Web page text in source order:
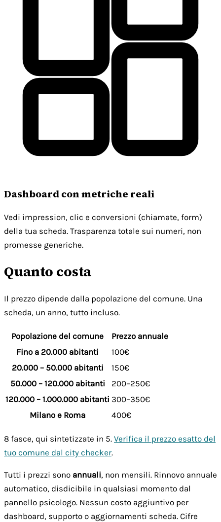
Dashboard con metriche reali
Vedi impression, clic e conversioni (chiamate, form)
della tua scheda. Trasparenza totale sui numeri, non
promesse generiche.
Quanto costa
Il prezzo dipende dalla popolazione del comune. Una
scheda, un anno, tutto incluso.
Popolazione del comune
Prezzo annuale
Fino a 20.000 abitanti
100€
20.000 – 50.000 abitanti
150€
50.000 – 120.000 abitanti
200–250€
120.000 – 1.000.000 abitanti 300–350€
Milano e Roma
400€
8 fasce, qui sintetizzate in 5. Verifica il prezzo esatto del
tuo comune dal city checker.
Tutti i prezzi sono annuali, non mensili. Rinnovo annuale
automatico, disdicibile in qualsiasi momento dal
pannello psicologo. Nessun costo aggiuntivo per
dashboard, supporto o aggiornamenti scheda. Cifre